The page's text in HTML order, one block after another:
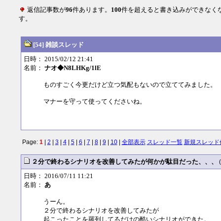
返信記事数が96件あります。 100件を超えると書き込みができなく
す。
[54] 雑談スレッド
日時： 2015/02/12 21:41
名前： ナオ◆N8LHKg/1lE
ものすごく今更だけど立つ気配もないので立ててみました。
マナーを守って使ってくださいね。
Page: 1| 2 3 4| 5| 6 7 8| 9 10| 全部表示 スレッド一覧 新規スレッド
２分で終わるシナリオを改善してみたが何かが駄目だった、、、
日時： 2016/07/11 11:21
名前： あ
うーん。
２分で終わるシナリオを改善してみたが
起こったことを羅列してるだけの酷いシナリオができた。